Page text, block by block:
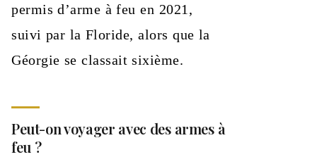
permis d’arme à feu en 2021,
suivi par la Floride, alors que la
Géorgie se classait sixième.
Peut-on voyager avec des armes à
feu ?